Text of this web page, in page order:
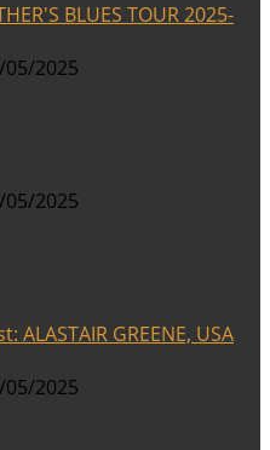
BLUES TOUR 2025-
2025
2025
ALASTAIR GREENE, USA
2025